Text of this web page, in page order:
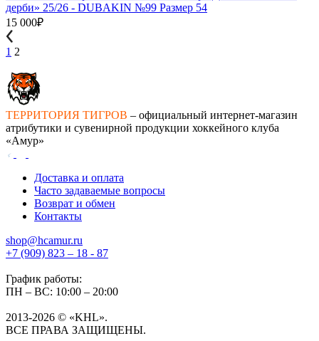
дерби» 25/26 - DUBAKIN №99 Размер 54
15 000₽
1 2
ТЕРРИТОРИЯ ТИГРОВ – официальный интернет-магазин
атрибутики и сувенирной продукции хоккейного клуба
«Амур»
Доставка и оплата
Часто задаваемые вопросы
Возврат и обмен
Контакты
shop@hcamur.ru
+7 (909) 823 – 18 - 87
График работы:
ПН – ВС: 10:00 – 20:00
2013-2026 © «KHL».
ВСЕ ПРАВА ЗАЩИЩЕНЫ.